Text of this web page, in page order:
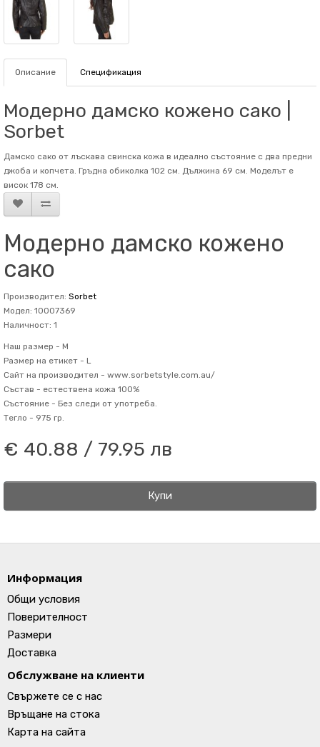
Описание Спецификация
Модерно дамско кожено сако |
Sorbet
Дамско сако от лъскава свинска кожа в идеално състояние с два предни
джоба и копчета. Гръдна обиколка 102 см. Дължина 69 см. Mоделът е
висок 178 см.
Модерно дамско кожено
сако
Производител: Sorbet
Модел: 10007369
Наличност: 1
Наш размер - M
Размер на етикет - L
Сайт на производител - www.sorbetstyle.com.au/
Състав - естествена кожа 100%
Състояние - Без следи от употреба.
Тегло - 975 гр.
€ 40.88 / 79.95 лв
Купи
Информация
Общи условия
Поверителност
Размери
Доставка
Обслужване на клиенти
Свържете се с нас
Връщане на стока
Карта на сайта